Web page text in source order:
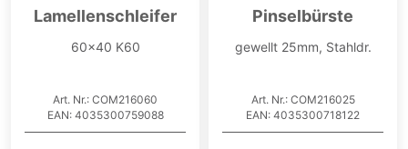
Lamellenschleifer
60x40 K60
Art. Nr.: COM216060
EAN: 4035300759088
Pinselbürste
gewellt 25mm, Stahldr.
Art. Nr.: COM216025
EAN: 4035300718122